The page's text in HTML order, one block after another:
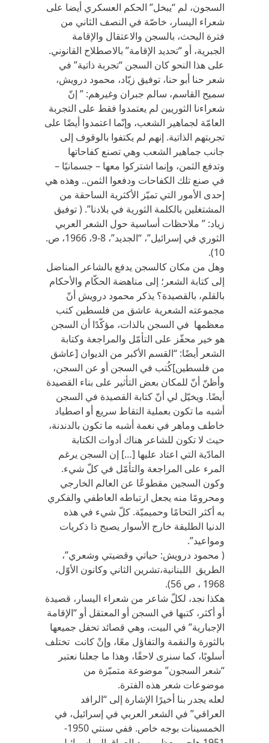
السجون، لم “يبخل” الحكم العسكري أيضا على
شعراء اليسار، خاصّة في النصف الثاني من
فترة البحث، بالسجن والاعتقال والإقامة
الجبرية، أو “تحديد الإقامة” بالاصطلاح القانوني.
على هذا النحو كان السجن “تجربة ذاتية” في
شعر حنا أبو حنا، توفيق زيّاد، محمود درويش،
سميح القاسم، سالم جبران وغيرهم: ” إنّ
شعراءنا الثوريين لم يعتمدوا فقط على التجربة
العامّة لجماهير الشعب، وإنّما اعتمدوا أيضًا على
تجربتهم الذاتية. إنهم لم يكتفوا بالوقوف إلى
جانب جماهير الشعب وهي تصنع كفاحاتها
وتدفع الثمن، وإنما اشتركوا معها – جسمانيًا –
في صنع تلك الكفاحات ودفعوا الثمن.. وهذه هي
إحدى الأمور التي تميّز الأكثرية الساحقة من
المشتغلين بالكلمة الثورية في بلادنا”. ( توفيق
زياد: ” ملاحظات أساسية حول الشعر العربي
الثوري في إسرائيل”، “الجديد”، 8-9، 1966، ص.
10).
وهل من مكان كالسجن يدفع بالشاعر المناضل
إلى كتابة الشعر؛ إلى مناهضة الحكّام والأحكام
بالقلم، بالقصيدة؟ يذكر محمود درويش أنّ
مجموعته الشعرية عاشق من فلسطين كتب
معظمها في السجن بالذات، مؤكّدًا أن السجن
هو خير محفّز على التأمّل والمراجعة وكتابة
الشعر أيضًا: “القسم الأكبر من الديوان [عاشق
من فلسطين]كُتب في السجن أو عن السجن،
وأظنّ أنّ للمكان بعض التأثير على بناء القصيدة
أيضًا. ويخيّل لي أنّ كتابة القصيدة في السجن
أشبه ما تكون بعملية التقاط سريع أو اصطياد
خاطف وماهر في نغمة أشبه ما تكون بالدندنة،
حيث لا تكون للشاعر هناك أدوات الكتابة
المادّية التي اعتاد عليها […] إن السجن يرغم
المرء على المراجعة والتأمّل في كلّ شيء.
وكون السجين مقطوعًا عن العالم الخارجي
ومحرومًا منه يجعل ارتباطه العاطفي والفكري
به أكثر التحامًا وحميميّة. كلّ شيء في هذه
الدنيا الطليقة خارج الأسوار يصبح ذا ذكريات
ومواعيد”.
( محمود درويش: حياتي وقضيتي وشعري”،
الطريق اللبنانية،تشرين الثاني وكانون الأوّل،
1968 ، ص 56).
هكذا نجد، لكلّ شاعر من شعراء اليسار، قصيدة
أو أكثر، كتبها في السجن أو المعتقل أو “الإقامة
الإجبارية” في البيت، وهي قصائد تحفل جميعها
بالثورة والنقمة والتفاؤل معًا، وإنْ كانت تختلف
أسلوبًا، كما سنرى لاحقًا، وهذا ما جعلنا نعتبر
“شعر السجون” موضوعة متميّزة من
موضوعات شعر هذه الفترة.
لعله يجدر بنا أخيرًا الإشارة إلى “الرافد
العراقي” في الشعر العربي في إسرائيل، في
الخمسينات بوجه خاص. ففي سنتي 1950-